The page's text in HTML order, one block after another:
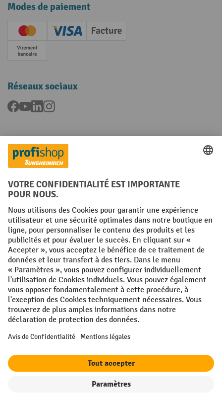
Modes de paiement
Creditcard (Master)Creditcard (Visa)
Facture
Paiement anticipé
Réseaux sociaux
Facebook
YouTubeLinkedInInstagram
Langues
FR NL
Conditions générales Mentions légales
Protection des Données Politique de cookies
All prices excl. VAT plusshipping costsand possible delivery charges,
if not stated otherwise.
¹ La remise est valable jusqu'à épuisement des stocks. La remise ne
s'applique pas aux prix spéciaux. Il n'est pas possible de le combiner
avec d'autres réductions en pourcentage ou bons de réduction. | ² La
réduction sera accordée une seule fois lors de la première inscription
à la newsletter. Le code de réduction est valable pendant 10 jours et
nette minimale de 250,00 €. La réduction varie selon la catégorie de
électriques, les gerbeurs électriques, les chariots élévateurs
électriques et les outils sont exclus de cette promotion. La